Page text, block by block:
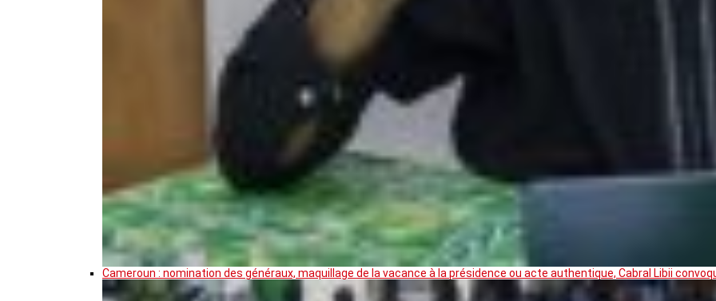
Cameroun : nomination des généraux, maquillage de la vacance à la présidence ou acte authentique, Cabral Libii